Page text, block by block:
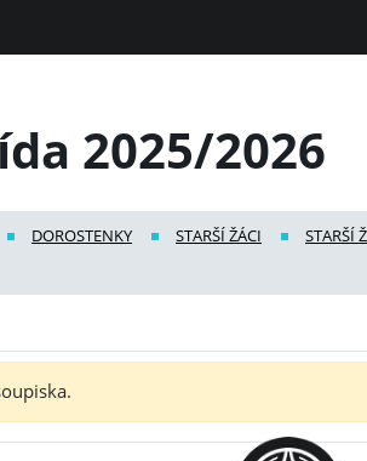
2025/2026
DOROSTENKY STARŠÍ ŽÁCI STARŠÍ